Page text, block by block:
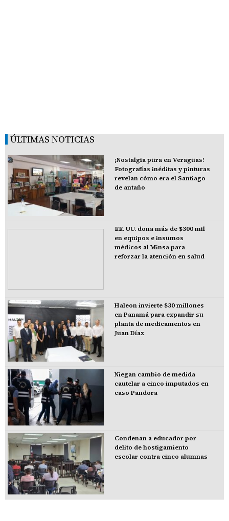
ÚLTIMAS NOTICIAS
¡Nostalgia pura en Veraguas!
Fotografías inéditas y pinturas
revelan cómo era el Santiago
de antaño
EE. UU. dona más de $300 mil
en equipos e insumos
médicos al Minsa para
reforzar la atención en salud
Haleon invierte $30 millones
en Panamá para expandir su
planta de medicamentos en
Juan Díaz
Niegan cambio de medida
cautelar a cinco imputados en
caso Pandora
Condenan a educador por
delito de hostigamiento
escolar contra cinco alumnas